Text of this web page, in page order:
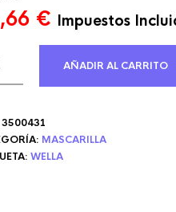
€El
precio
actual
es:
Impuestos
AÑADIR AL CARRITO
3500431
MASCARILLA
WELLA